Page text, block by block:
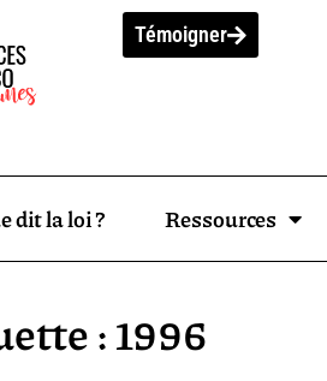
Témoigner
dit la loi ? Ressources
: 1996